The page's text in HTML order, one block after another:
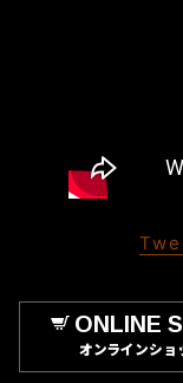
ONLINE
オンラインショ